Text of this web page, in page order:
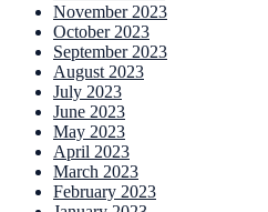
November 2023
October 2023
September 2023
August 2023
July 2023
June 2023
May 2023
April 2023
March 2023
February 2023